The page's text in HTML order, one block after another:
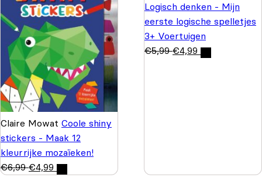
Claire Mowat Coole shiny
stickers - Maak 12
kleurrijke mozaïeken!
€6,99 €4,99
Logisch denken - Mijn
eerste logische spelletjes
3+ Voertuigen
€5,99 €4,99